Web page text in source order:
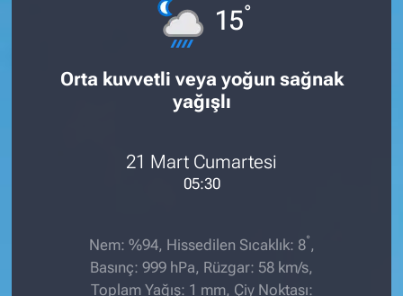
15°
Orta kuvvetli veya yoğun sağnak
yağışlı
21 Mart Cumartesi
05:30
Nem: %94, Hissedilen Sıcaklık: 8° ,
Basınç: 999 hPa, Rüzgar: 58 km/s,
Toplam Yağış: 1 mm, Çiy Noktası: